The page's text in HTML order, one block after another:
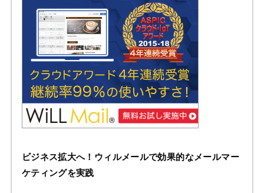
ビジネス拡大へ！ウィルメールで効果的なメールマー
ケティングを実践